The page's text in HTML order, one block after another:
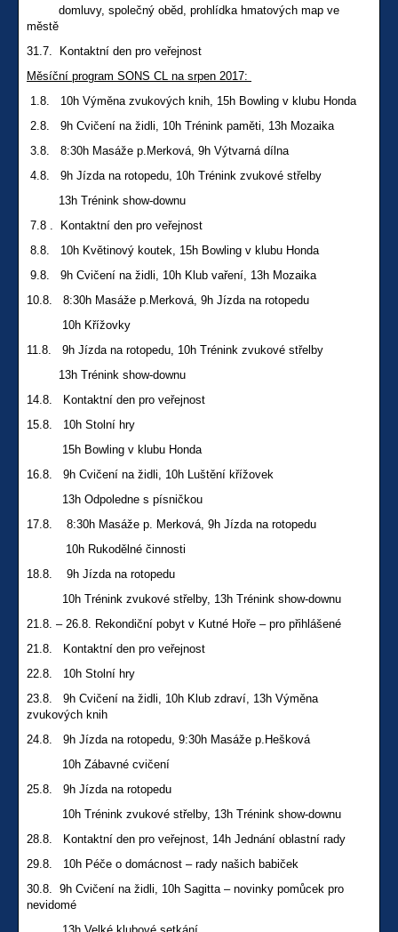
domluvy, společný oběd, prohlídka hmatových map ve
městě
31.7. Kontaktní den pro veřejnost
Měsíční program SONS CL na srpen 2017:
1.8. 10h Výměna zvukových knih, 15h Bowling v klubu Honda
2.8. 9h Cvičení na židli, 10h Trénink paměti, 13h Mozaika
3.8. 8:30h Masáže p.Merková, 9h Výtvarná dílna
4.8. 9h Jízda na rotopedu, 10h Trénink zvukové střelby
13h Trénink show-downu
7.8 . Kontaktní den pro veřejnost
8.8. 10h Květinový koutek, 15h Bowling v klubu Honda
9.8. 9h Cvičení na židli, 10h Klub vaření, 13h Mozaika
10.8. 8:30h Masáže p.Merková, 9h Jízda na rotopedu
10h Křížovky
11.8. 9h Jízda na rotopedu, 10h Trénink zvukové střelby
13h Trénink show-downu
14.8. Kontaktní den pro veřejnost
15.8. 10h Stolní hry
15h Bowling v klubu Honda
16.8.
9h Cvičení na židli, 10h Luštění křížovek
13h Odpoledne s písničkou
17.8. 8:30h Masáže p. Merková, 9h Jízda na rotopedu
10h Rukodělné činnosti
18.8. 9h Jízda na rotopedu
10h Trénink zvukové střelby, 13h Trénink show-downu
21.8. – 26.8. Rekondiční pobyt v Kutné Hoře – pro přihlášené
21.8. Kontaktní den pro veřejnost
22.8. 10h Stolní hry
23.8. 9h Cvičení na židli, 10h Klub zdraví, 13h Výměna
zvukových knih
24.8. 9h Jízda na rotopedu, 9:30h Masáže p.Hešková
10h Zábavné cvičení
25.8. 9h Jízda na rotopedu
10h Trénink zvukové střelby, 13h Trénink show-downu
28.8. Kontaktní den pro veřejnost, 14h Jednání oblastní rady
29.8. 10h Péče o domácnost – rady našich babiček
30.8. 9h Cvičení na židli, 10h Sagitta – novinky pomůcek pro
nevidomé